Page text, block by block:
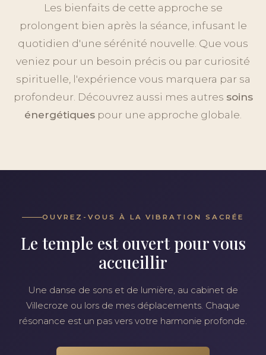
Les bienfaits de cette approche se
prolongent bien après la séance, infusant le
quotidien d'une sérénité nouvelle. Que vous
veniez pour un besoin précis ou par curiosité
spirituelle, l'expérience vous marquera par sa
profondeur. Découvrez aussi mes autres soins
énergétiques pour une approche globale.
OUVREZ-VOUS À LA VIBRATION SACRÉE
Le temple est ouvert pour vous
accueillir
Une danse de sons et de lumière, au cabinet de
Villecroze ou lors de mes déplacements. Chaque
résonance est un pas vers votre harmonie profonde.